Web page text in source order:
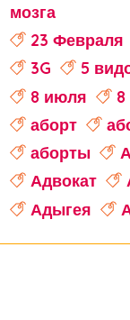
мозга
23 Февраля
3G
5
8 июля
8
аборт
аборты
Адвокат
Адыгея